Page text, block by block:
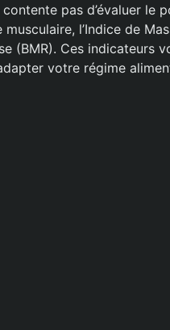
pas d’évaluer le
l’Indice de
(BMR). Ces indicateurs
votre régime